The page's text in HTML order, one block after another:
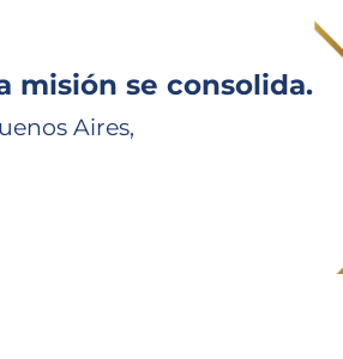
misión se consolida.
Aires,